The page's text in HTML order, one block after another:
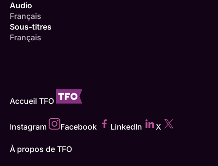
Audio
Français
Sous-titres
Français
Accueil TFO
Instagram Facebook LinkedIn X
À propos de TFO